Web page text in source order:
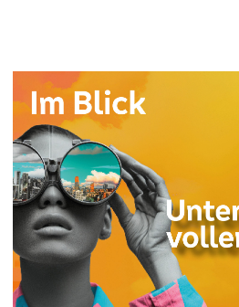
Mücke
Schwalmtal
Ulrichstein
Wartenberg
Schwalm
Fulda
Gießen
Impressum